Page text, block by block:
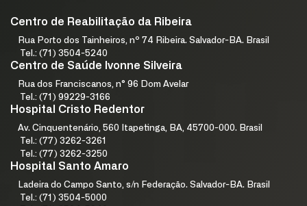
Centro de Reabilitação da Ribeira
Rua Porto dos Tainheiros, nº 74 Ribeira. Salvador-BA. Brasil
Tel.: (71) 3504-5240
Centro de Saúde Ivonne Silveira
Rua dos Franciscanos, n° 96 Dom Avelar
Tel.: (71) 99229-3166
Hospital Cristo Redentor
Av. Cinquentenário, 560 Itapetinga, BA, 45700-000. Brasil
Tel.: (77) 3262-3261
Tel.: (77) 3262-3250
Hospital Santo Amaro
Ladeira do Campo Santo, s/n Federação. Salvador-BA. Brasil
Tel.: (71) 3504-5000